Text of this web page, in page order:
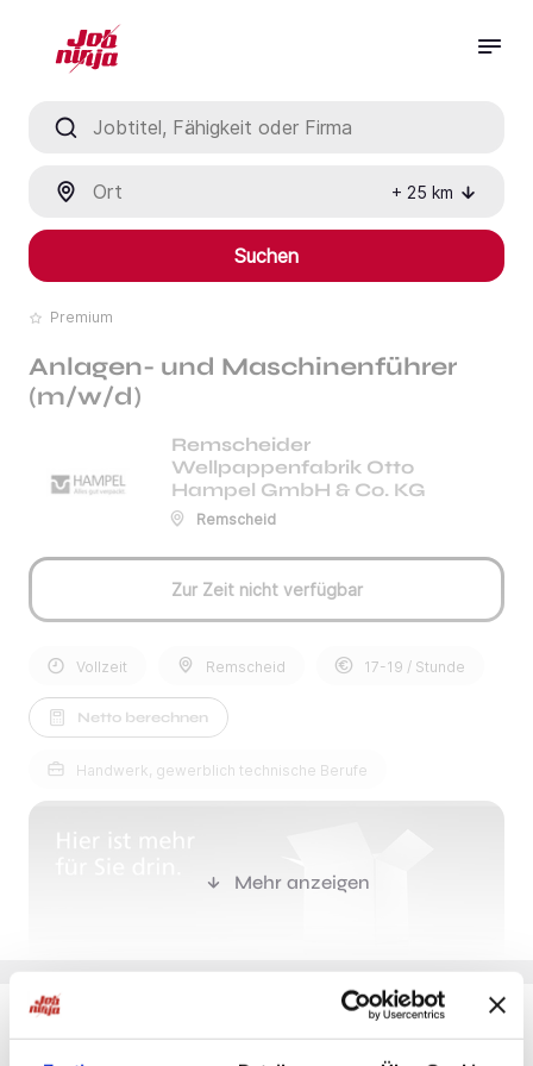
+ 25 km
Suchen
Premium
Anlagen- und Maschinenführer
(m/w/d)
Remscheider
Wellpappenfabrik Otto
Hampel GmbH & Co. KG
Remscheid
Zur Zeit nicht verfügbar
Vollzeit Remscheid 17-19 / Stunde
Netto berechnen
Handwerk, gewerblich technische Berufe
Mehr anzeigen